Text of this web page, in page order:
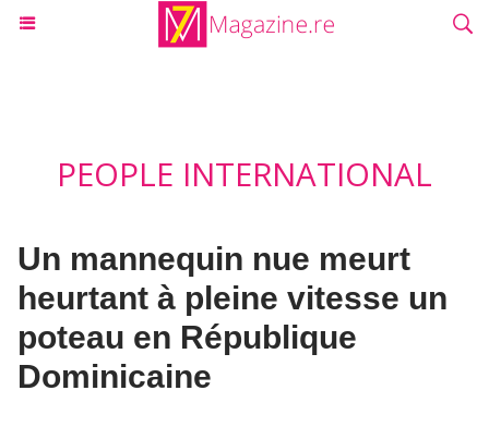
PEOPLE INTERNATIONAL
Un mannequin nue meurt
heurtant à pleine vitesse un
poteau en République
Dominicaine